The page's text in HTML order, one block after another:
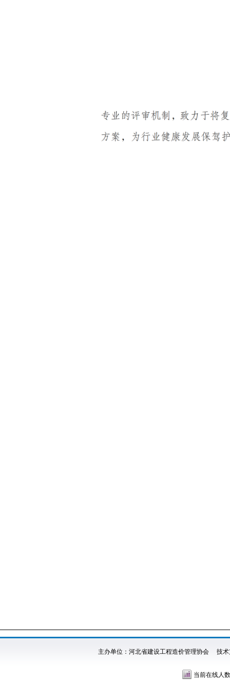
主办单位：河北省建设工程造价管理协会 技
当前在线人